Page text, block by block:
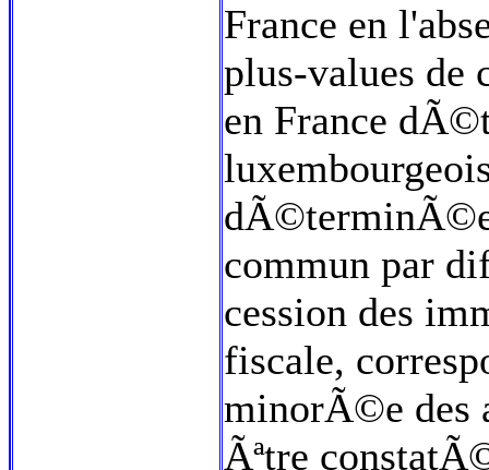
France en
plus-values de
en France
commun par
cession des
fiscale,
minorÃ©e des
Ãªtre